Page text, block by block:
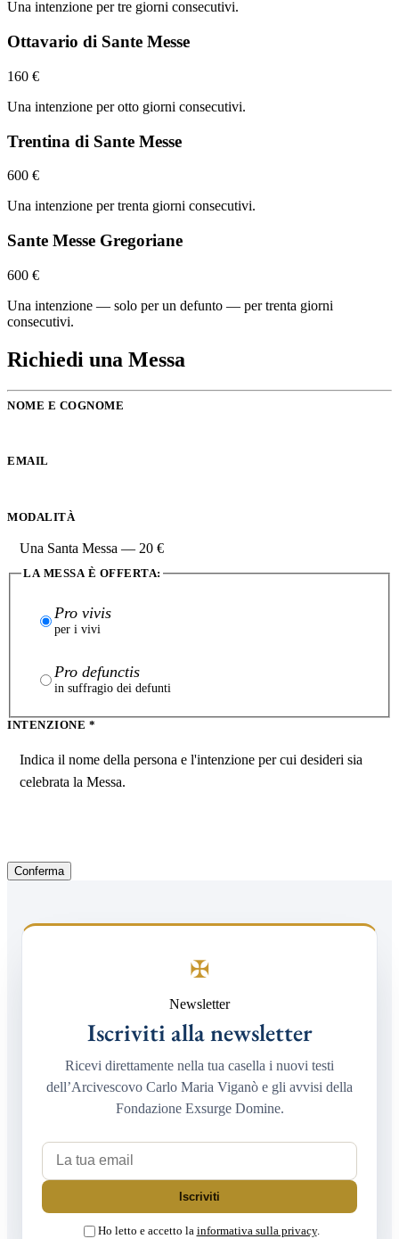
Una intenzione per tre giorni consecutivi.
Ottavario di Sante Messe
160 €
Una intenzione per otto giorni consecutivi.
Trentina di Sante Messe
600 €
Una intenzione per trenta giorni consecutivi.
Sante Messe Gregoriane
600 €
Una intenzione — solo per un defunto — per trenta giorni
consecutivi.
Richiedi una Messa
NOME E COGNOME
EMAIL
MODALITÀ
LA MESSA È OFFERTA:
Pro vivis
per i vivi
Pro defunctis
in suffragio dei defunti
INTENZIONE *
Conferma
✠
Newsletter
Iscriviti alla newsletter
Ricevi direttamente nella tua casella i nuovi testi
dell’Arcivescovo Carlo Maria Viganò e gli avvisi della
Fondazione Exsurge Domine.
La tua email
Iscriviti
Ho letto e accetto la informativa sulla privacy.